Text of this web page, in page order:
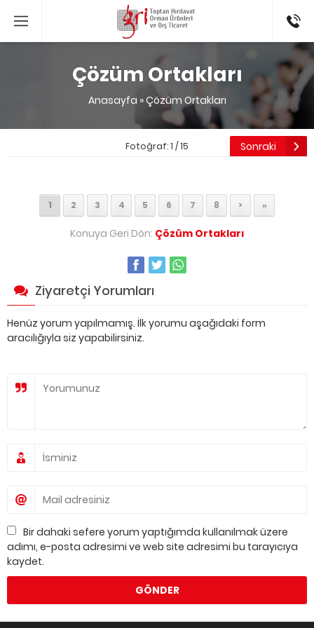
16 53
Çözüm Ortakları
Anasayfa »Çözüm Ortakları
Fotoğraf: 1 / 15 Sonraki
1 2 3 4 5 6 7 8 > »
Konuya Geri Dön: Çözüm Ortakları
Ziyaretçi Yorumları
Henüz yorum yapılmamış. İlk yorumu aşağıdaki form
aracılığıyla siz yapabilirsiniz.
Bir dahaki sefere yorum yaptığımda kullanılmak üzere
adımı, e-posta adresimi ve web site adresimi bu tarayıcıya
kaydet.